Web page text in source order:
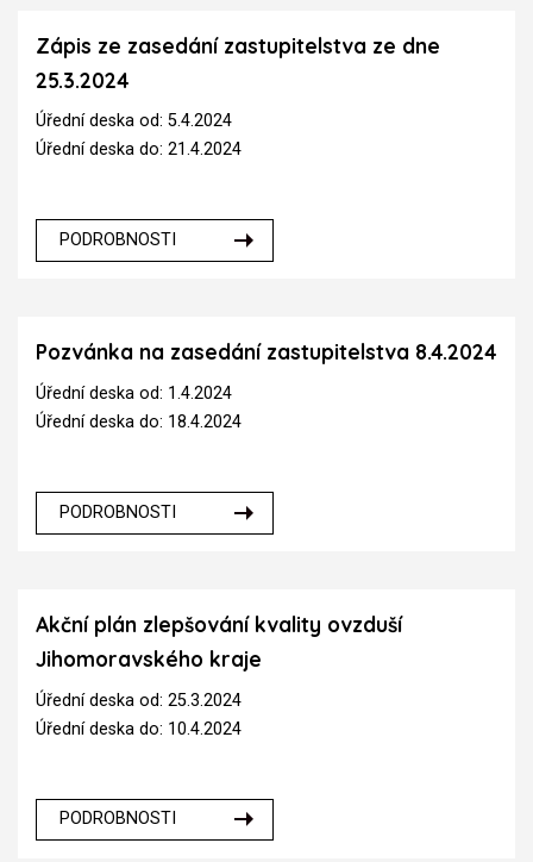
Zápis ze zasedání zastupitelstva ze dne
25.3.2024
Úřední deska od: 5.4.2024
Úřední deska do: 21.4.2024
PODROBNOSTI
Pozvánka na zasedání zastupitelstva 8.4.2024
Úřední deska od: 1.4.2024
Úřední deska do: 18.4.2024
PODROBNOSTI
Akční plán zlepšování kvality ovzduší
Jihomoravského kraje
Úřední deska od: 25.3.2024
Úřední deska do: 10.4.2024
PODROBNOSTI